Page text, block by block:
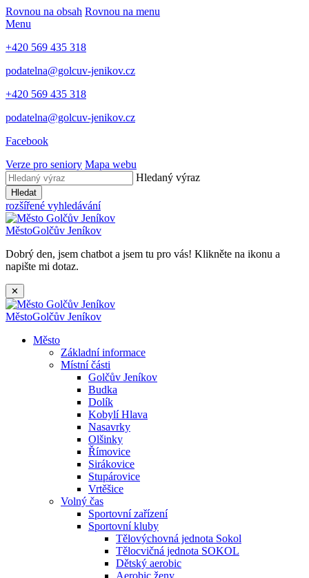
Rovnou na obsah Rovnou na menu
Menu
+420 569 435 318
podatelna@golcuv-jenikov.cz
+420 569 435 318
podatelna@golcuv-jenikov.cz
Facebook
Verze pro seniory Mapa webu
Hledaný výraz
Hledat
rozšířené vyhledávání
MěstoGolčův Jeníkov
Dobrý den, jsem chatbot a jsem tu pro vás! Klikněte na ikonu a
napište mi dotaz.
✕
MěstoGolčův Jeníkov
Město
Základní informace
Místní části
Golčův Jeníkov
Budka
Dolík
Kobylí Hlava
Nasavrky
Olšinky
Římovice
Sirákovice
Stupárovice
Vrtěšice
Volný čas
Sportovní zařízení
Sportovní kluby
Tělovýchovná jednota Sokol
Tělocvičná jednota SOKOL
Dětský aerobic
Aerobic ženy